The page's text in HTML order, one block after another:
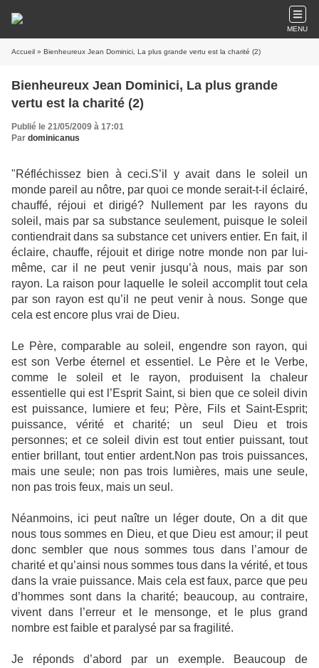
MENU
Accueil » Bienheureux Jean Dominici, La plus grande vertu est la charité (2)
Bienheureux Jean Dominici, La plus grande
vertu est la charité (2)
Publié le 21/05/2009 à 17:01
Par dominicanus
"Réfléchissez bien à ceci.S’il y avait dans le soleil un
monde pareil au nôtre, par quoi ce monde serait-t-il éclairé,
chauffé, réjoui et dirigé? Nullement par les rayons du
soleil, mais par sa substance seulement, puisque le soleil
contiendrait dans sa substance cet univers entier. En fait, il
éclaire, chauffe, réjouit et dirige notre monde non par lui-
même, car il ne peut venir jusqu’à nous, mais par son
rayon. La raison pour laquelle le soleil accom­plit tout cela
par son rayon est qu’il ne peut venir à nous. Songe que
cela est encore plus vrai de Dieu.
Le Père, comparable au soleil, engendre son rayon, qui
est son Verbe éternel et essentiel. Le Père et le Verbe,
comme le soleil et le rayon, pro­duisent la chaleur
essentielle qui est l’Esprit Saint, si bien que ce soleil divin
est puissance, lumiere et feu; Père, Fils et Saint-Esprit;
puissance, vérité et charité; un seul Dieu et trois
personnes; et ce soleil divin est tout entier puissant, tout
entier brillant, tout entier ardent.Non pas trois puissances,
mais une seule; non pas trois lumières, mais une seule,
non pas trois feux, mais un seul.
Néanmoins, ici peut naître un léger doute, On a dit que
nous tous sommes en Dieu, et que Dieu est amour; il peut
donc sembler que nous sommes tous dans l’amour de
charité et qu’ainsi nous sommes tous dans la vérité, et tous
dans la vraie puissance. Mais cela est faux, parce que peu
d’hommes sont dans la charité; beaucoup, au contraire,
vivent dans l’erreur et le mensonge, et le plus grand
nombre est faible et paralysé par sa fragilité.
Je réponds d’abord par un exemple. Beaucoup de